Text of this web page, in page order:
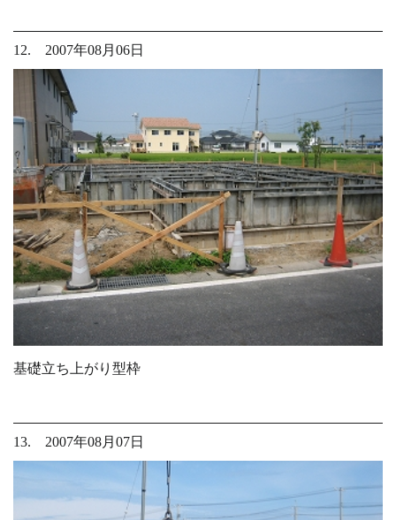
12. 2007年08月06日
基礎立ち上がり型枠
13. 2007年08月07日